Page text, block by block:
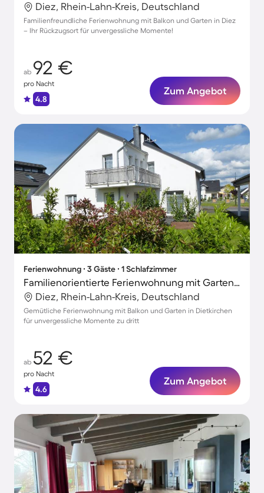
Diez, Rhein-Lahn-Kreis, Deutschland
Familienfreundliche Ferienwohnung mit Balkon und Garten in Diez
– Ihr Rückzugsort für unvergessliche Momente!
ab 92 €
pro Nacht
4.8
Zum Angebot
Ferienwohnung ∙ 3 Gäste ∙ 1 Schlafzimmer
Familienorientierte Ferienwohnung mit Garten | Stadtblick | Perfekt für die Arbeit von Zuhause
Diez, Rhein-Lahn-Kreis, Deutschland
Gemütliche Ferienwohnung mit Balkon und Garten in Dietkirchen
für unvergessliche Momente zu dritt
ab 52 €
pro Nacht
4.6
Zum Angebot